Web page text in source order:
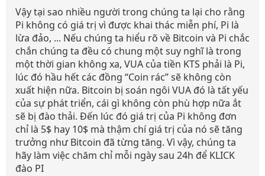
Vậy tại sao nhiều người trong chúng ta lại cho rằng
Pi không có giá trị vì được khai thác miễn phí, Pi là
lừa đảo, ... Nếu chúng ta hiểu rõ về Bitcoin và Pi chắc
chắn chúng ta đều có chung một suy nghĩ là trong
một thời gian không xa, VUA của tiền KTS phải là Pi,
lúc đó hầu hết các đồng “Coin rác” sẽ không còn
xuất hiện nữa. Bitcoin bị soán ngôi VUA đó là tất yếu
của sự phát triển, cái gì không còn phù hợp nữa ắt
sẽ bị đào thải. Đến lúc đó giá trị của Pi không đơn
chỉ là 5$ hay 10$ mà thậm chí giá trị của nó sẽ tăng
trưởng như Bitcoin đã từng tăng. Vì vậy, chúng ta
hãy làm việc chăm chỉ mỗi ngày sau 24h để KLICK
đào PI